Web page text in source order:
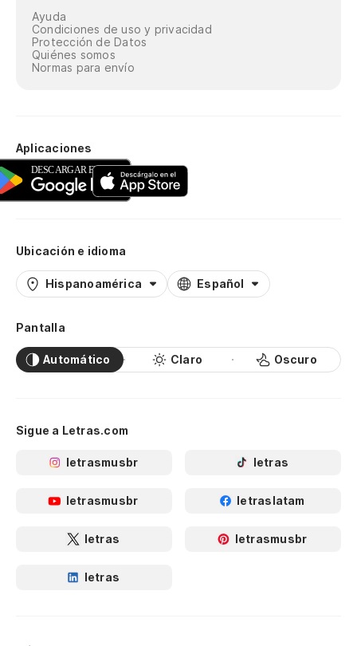
Ayuda
Condiciones de uso y privacidad
Protección de Datos
Quiénes somos
Normas para envío
Aplicaciones
Ubicación e idioma
Hispanoamérica Español
Pantalla
Automático Claro Oscuro
Sigue a Letras.com
letrasmusbr letras
letrasmusbr letraslatam
letras letrasmusbr
letras